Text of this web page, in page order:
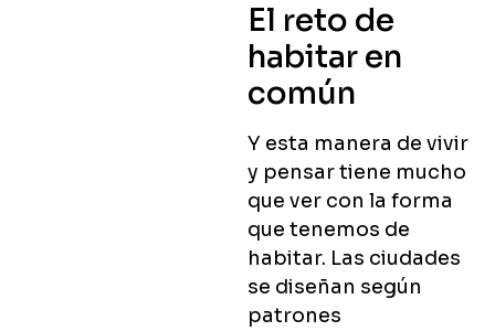
El reto de
habitar en
común
Y esta manera de vivir
y pensar tiene mucho
que ver con la forma
que tenemos de
habitar. Las ciudades
se diseñan según
patrones